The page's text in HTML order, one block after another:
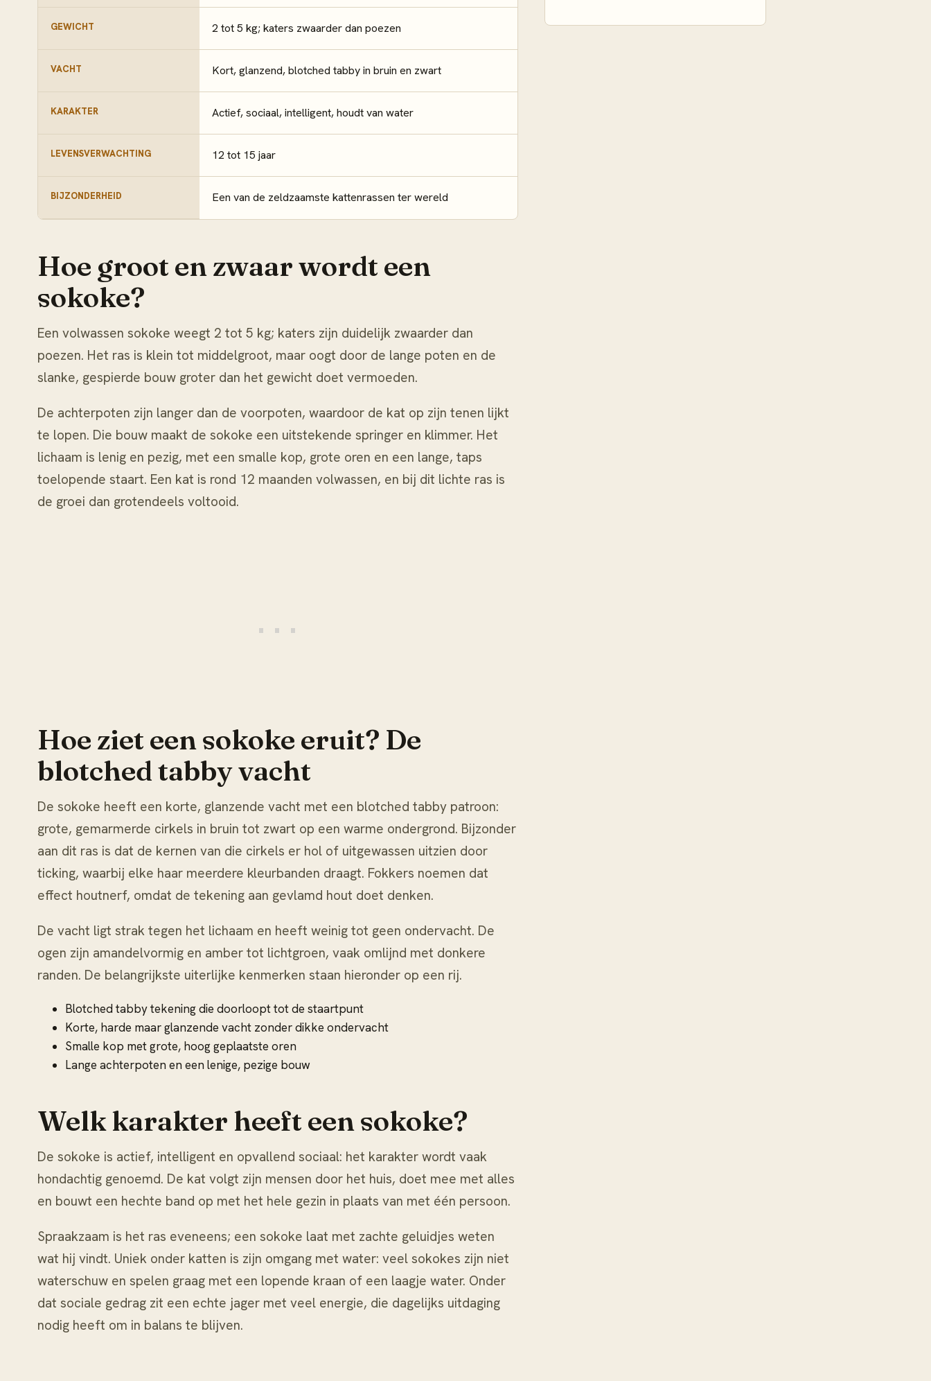
GEWICHT 2 tot 5 kg; katers zwaarder dan poezen
VACHT Kort, glanzend, blotched tabby in bruin en zwart
KARAKTER Actief, sociaal, intelligent, houdt van water
LEVENSVERWACHTING 12 tot 15 jaar
BIJZONDERHEID Een van de zeldzaamste kattenrassen ter wereld
Hoe groot en zwaar wordt een
sokoke?
Een volwassen sokoke weegt 2 tot 5 kg; katers zijn duidelijk zwaarder dan
poezen. Het ras is klein tot middelgroot, maar oogt door de lange poten en de
slanke, gespierde bouw groter dan het gewicht doet vermoeden.
De achterpoten zijn langer dan de voorpoten, waardoor de kat op zijn tenen lijkt
te lopen. Die bouw maakt de sokoke een uitstekende springer en klimmer. Het
lichaam is lenig en pezig, met een smalle kop, grote oren en een lange, taps
toelopende staart. Een kat is rond 12 maanden volwassen, en bij dit lichte ras is
de groei dan grotendeels voltooid.
Hoe ziet een sokoke eruit? De
blotched tabby vacht
De sokoke heeft een korte, glanzende vacht met een blotched tabby patroon:
grote, gemarmerde cirkels in bruin tot zwart op een warme ondergrond. Bijzonder
aan dit ras is dat de kernen van die cirkels er hol of uitgewassen uitzien door
ticking, waarbij elke haar meerdere kleurbanden draagt. Fokkers noemen dat
effect houtnerf, omdat de tekening aan gevlamd hout doet denken.
De vacht ligt strak tegen het lichaam en heeft weinig tot geen ondervacht. De
ogen zijn amandelvormig en amber tot lichtgroen, vaak omlijnd met donkere
randen. De belangrijkste uiterlijke kenmerken staan hieronder op een rij.
Blotched tabby tekening die doorloopt tot de staartpunt
Korte, harde maar glanzende vacht zonder dikke ondervacht
Smalle kop met grote, hoog geplaatste oren
Lange achterpoten en een lenige, pezige bouw
Welk karakter heeft een sokoke?
De sokoke is actief, intelligent en opvallend sociaal: het karakter wordt vaak
hondachtig genoemd. De kat volgt zijn mensen door het huis, doet mee met alles
en bouwt een hechte band op met het hele gezin in plaats van met één persoon.
Spraakzaam is het ras eveneens; een sokoke laat met zachte geluidjes weten
wat hij vindt. Uniek onder katten is zijn omgang met water: veel sokokes zijn niet
waterschuw en spelen graag met een lopende kraan of een laagje water. Onder
dat sociale gedrag zit een echte jager met veel energie, die dagelijks uitdaging
nodig heeft om in balans te blijven.